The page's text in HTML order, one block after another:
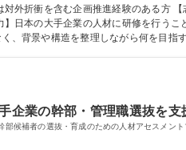
属後、OJT 募集職種 【コンサルティング営業】マネジメントや育
外折衝を含む企画推進経験のある方
、背景や構造を整理しながら何を目
企業の幹部・管理職選抜を
候補者の選抜・育成のための人材アセスメン